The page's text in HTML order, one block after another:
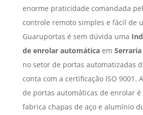
enorme praticidade comandada
controle remoto simples e fácil de
Guaruportas é sem dúvida uma
de enrolar automáticaem Serraria
no setor de portas automatizadas
conta com a certificação ISO 9001.
de portas automáticas de enrolar
fabrica chapas de aço e alumínio